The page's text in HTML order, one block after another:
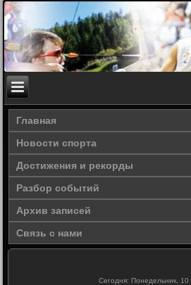
Главная
Новости спорта
Достижения и рекорды
Разбор событий
Архив записей
Связь с нами
Сегодня: Понедельник, 10